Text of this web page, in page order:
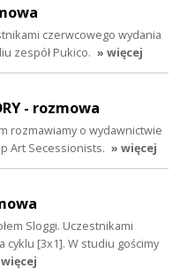
czerwcowego wydania
zespół Pukico. » więcej
- rozmowa
rozmawiamy o wydawnictwie
Art Secessionists. » więcej
Sloggi. Uczestnikami
cyklu [3x1]. W studiu gościmy